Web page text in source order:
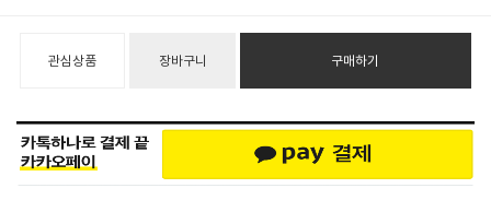
관심상품 장바구니 구매하기